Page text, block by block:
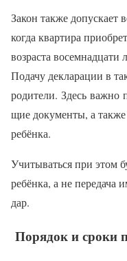
Закон также допускает
когда квартира
возраста восемнадцати
Подачу декларации в
родители. Здесь важно
щие документы, а также
ребёнка.
Учитываться при этом
ребёнка, а не передача
дар.
Порядок и сроки